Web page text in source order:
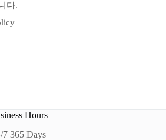
다.
Hours
7 365 Days